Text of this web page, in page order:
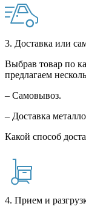
3. Доставка или
Выбрав товар по
предлагаем
– Самовывоз.
– Доставка
Какой способ
4. Прием и